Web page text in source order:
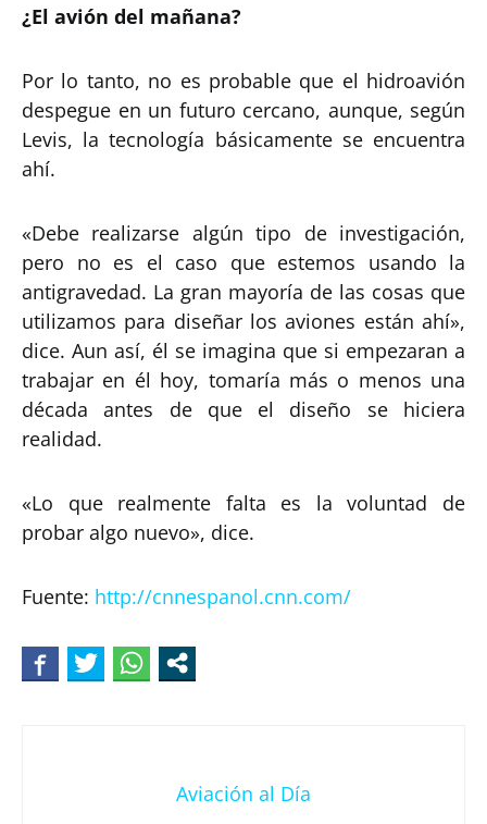
¿El avión del mañana?
Por lo tanto, no es probable que el hidroavión
despegue en un futuro cercano, aunque, según
Levis, la tecnología básicamente se encuentra
ahí.
«Debe realizarse algún tipo de investigación,
pero no es el caso que estemos usando la
antigravedad. La gran mayoría de las cosas que
utilizamos para diseñar los aviones están ahí»,
dice. Aun así, él se imagina que si empezaran a
trabajar en él hoy, tomaría más o menos una
década antes de que el diseño se hiciera
realidad.
«Lo que realmente falta es la voluntad de
probar algo nuevo», dice.
Fuente: http://cnnespanol.cnn.com/
Aviación al Día